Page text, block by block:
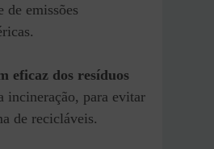
de emissões
eficaz dos resíduos
incineração, para evitar
de recicláveis.